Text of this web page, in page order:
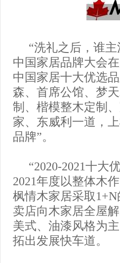
“洗礼之后，谁主
中国家居品牌大会
中国家居十大优选
森、首席公馆、梦
制、楷模整木定制
家、东威利一道，
品牌”。
“2020-2021十大
2021年度以整体木
枫情木家居采取
卖店向木家居全屋
美式、油漆风格为
拓出发展快车道。